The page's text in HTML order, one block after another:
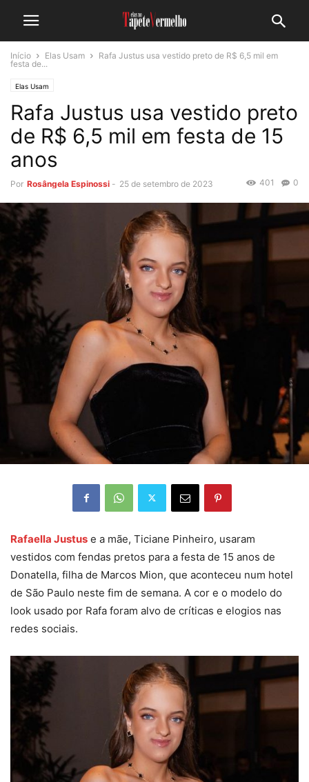
Início Elas Usam
Rafa Justus usa vestido preto de R$ 6,5 mil em
festa de...
Elas Usam
Rafa Justus usa vestido preto
de R$ 6,5 mil em festa de 15
anos
Por Rosângela Espinossi - 25 de setembro de 2023 0
401
Rafaella Justus e a mãe, Ticiane Pinheiro, usaram
vestidos com fendas pretos para a festa de 15 anos de
Donatella, filha de Marcos Mion, que aconteceu num hotel
de São Paulo neste fim de semana. A cor e o modelo do
look usado por Rafa foram alvo de críticas e elogios nas
redes sociais.